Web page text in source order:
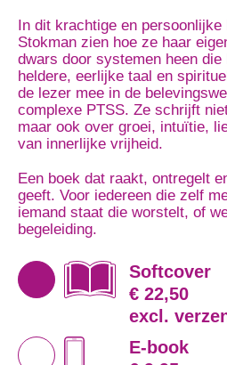
In dit krachtige en persoonlijke
Stokman zien hoe ze haar
dwars door systemen heen
heldere, eerlijke taal en
de lezer mee in de
complexe PTSS. Ze schrijft
maar ook over groei, intuïtie,
van innerlijke vrijheid.
Een boek dat raakt, ontregelt
geeft. Voor iedereen die zelf
iemand staat die worstelt, of
begeleiding.
Softcover
€ 22,50
excl.
E-book